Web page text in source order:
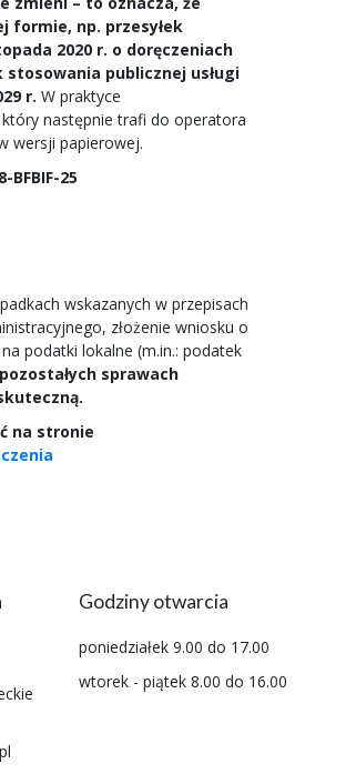
formie, np. przesyłek
2020 r. o doręczeniach
publicznej usługi
r. W praktyce
następnie trafi do operatora
wersji papierowej.
25
wskazanych w przepisach
złożenie wniosku o
podatki lokalne (m.in.: podatek
sprawach
na stronie
Godziny otwarcia
poniedziałek 9.00 do 17.00
wtorek - piątek 8.00 do 16.00